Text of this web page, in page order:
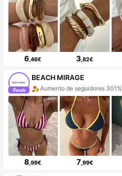
6,46€ 3,82€
BEACH MIRAGE
Aumento de seguidores 301%
8,99€ 7,99€